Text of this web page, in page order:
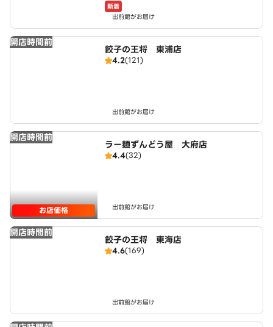
新着
出前館がお届け
開店時間前
餃子の王将 東浦店
4.2(121)
出前館がお届け
開店時間前
お店価格
ラー麺ずんどう屋 大府店
4.4(32)
出前館がお届け
開店時間前
餃子の王将 東海店
4.6(169)
出前館がお届け